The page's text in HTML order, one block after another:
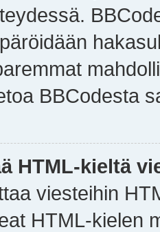
BBCodesta
HTML-kieltä
viesteihin
HTML-kielen